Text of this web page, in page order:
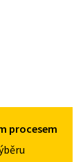
procesem